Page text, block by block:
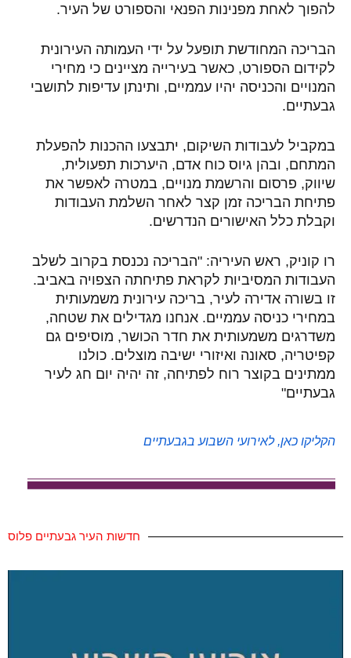
להפוך לאחת מפנינות הפנאי והספורט של העיר.
הבריכה המחודשת תופעל על ידי העמותה העירונית
לקידום הספורט, כאשר בעירייה מציינים כי מחירי
המנויים והכניסה יהיו עממיים, ותינתן עדיפות לתושבי
גבעתיים.
במקביל לעבודות השיקום, יתבצעו ההכנות להפעלת
המתחם, ובהן גיוס כוח אדם, היערכות תפעולית,
שיווק, פרסום והרשמת מנויים, במטרה לאפשר את
פתיחת הבריכה זמן קצר לאחר השלמת העבודות
וקבלת כלל האישורים הנדרשים.
רו קוניק, ראש העיריה: "הבריכה נכנסת בקרוב לשלב
העבודות המסיביות לקראת פתיחתה הצפויה באביב.
זו בשורה אדירה לעיר, בריכה עירונית משמעותית
במחירי כניסה עממיים. אנחנו מגדילים את שטחה,
משדרגים משמעותית את חדר הכושר, מוסיפים גם
קפיטריה, סאונה ואיזורי ישיבה מוצלים. כולנו
ממתינים בקוצר רוח לפתיחה, זה יהיה יום חג לעיר
גבעתיים"
הקליקו כאן, לאירועי השבוע בגבעתיים
חדשות העיר גבעתיים פלוס